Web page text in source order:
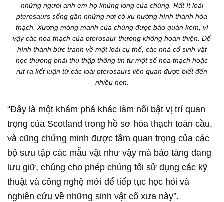
những người anh em họ khủng long của chúng. Rất ít loài
pterosaurs sống gần những nơi có xu hướng hình thành hóa
thạch. Xương mỏng manh của chúng được bảo quản kém, vì
vậy các hóa thạch của pterosaur thường không hoàn thiện. Để
hình thành bức tranh về một loài cụ thể, các nhà cổ sinh vật
học thường phải thu thập thông tin từ một số hóa thạch hoặc
rút ra kết luận từ các loài pterosaurs liên quan được biết đến
nhiều hơn.
“Đây là một khám phá khác làm nổi bật vị trí quan
trọng của Scotland trong hồ sơ hóa thạch toàn cầu,
và cũng chứng minh được tầm quan trọng của các
bộ sưu tập các mẫu vật như vậy mà bảo tàng đang
lưu giữ, chúng cho phép chúng tôi sử dụng các kỹ
thuật và công nghệ mới để tiếp tục học hỏi và
nghiên cứu về những sinh vật cổ xưa này”.